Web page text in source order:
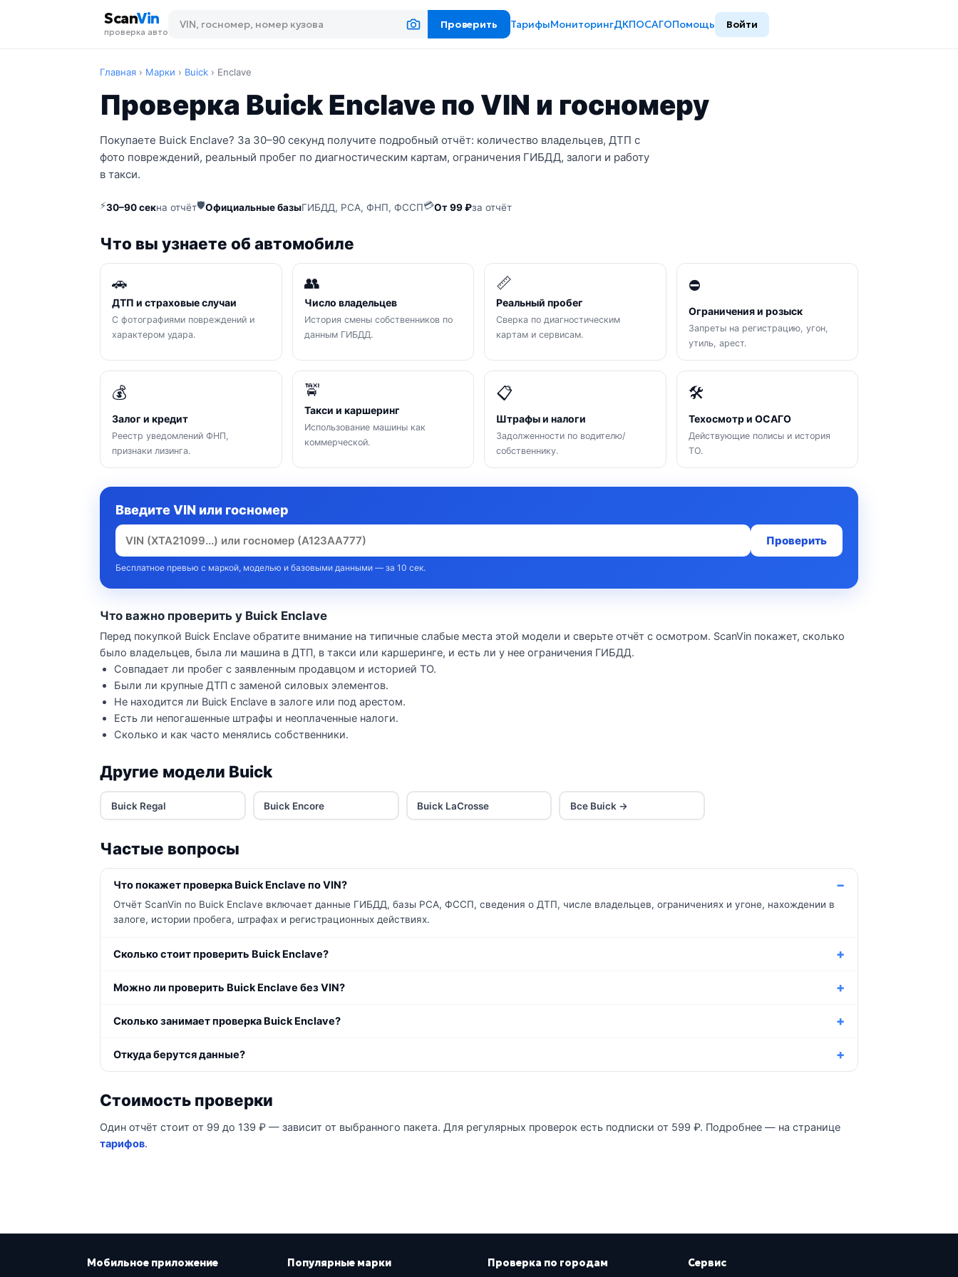
ScanVin
проверка авто
Проверить ТарифыМониторингДКПОСАГОПомощь Войти
Главная › Марки › Buick › Enclave
Проверка Buick Enclave по VIN и госномеру
Покупаете Buick Enclave? За 30–90 секунд получите подробный отчёт: количество владельцев, ДТП с
фото повреждений, реальный пробег по диагностическим картам, ограничения ГИБДД, залоги и работу
в такси.
⚡30–90 секна отчёт🛡Официальные базыГИБДД, РСА, ФНП, ФССП💳От 99 ₽за отчёт
Что вы узнаете об автомобиле
🚗
ДТП и страховые случаи
С фотографиями повреждений и
характером удара.
👥
Число владельцев
История смены собственников по
данным ГИБДД.
📏
Реальный пробег
Сверка по диагностическим
картам и сервисам.
⛔
Ограничения и розыск
Запреты на регистрацию, угон,
утиль, арест.
💰
Залог и кредит
Реестр уведомлений ФНП,
признаки лизинга.
🚖
Такси и каршеринг
Использование машины как
коммерческой.
📋
Штрафы и налоги
Задолженности по водителю/
собственнику.
🛠
Техосмотр и ОСАГО
Действующие полисы и история
ТО.
Введите VIN или госномер
Проверить
Бесплатное превью с маркой, моделью и базовыми данными — за 10 сек.
Что важно проверить у Buick Enclave
Перед покупкой Buick Enclave обратите внимание на типичные слабые места этой модели и сверьте отчёт с осмотром. ScanVin покажет, сколько
было владельцев, была ли машина в ДТП, в такси или каршеринге, и есть ли у нее ограничения ГИБДД.
Совпадает ли пробег с заявленным продавцом и историей ТО.
Были ли крупные ДТП с заменой силовых элементов.
Не находится ли Buick Enclave в залоге или под арестом.
Есть ли непогашенные штрафы и неоплаченные налоги.
Сколько и как часто менялись собственники.
Другие модели Buick
Buick Regal Buick Encore Buick LaCrosse Все Buick →
Частые вопросы
Что покажет проверка Buick Enclave по VIN?
Отчёт ScanVin по Buick Enclave включает данные ГИБДД, базы РСА, ФССП, сведения о ДТП, числе владельцев, ограничениях и угоне, нахождении в
залоге, истории пробега, штрафах и регистрационных действиях.
Сколько стоит проверить Buick Enclave?
Можно ли проверить Buick Enclave без VIN?
Сколько занимает проверка Buick Enclave?
Откуда берутся данные?
Стоимость проверки
Один отчёт стоит от 99 до 139 ₽ — зависит от выбранного пакета. Для регулярных проверок есть подписки от 599 ₽. Подробнее — на странице
тарифов.
Мобильное приложение Популярные марки Проверка по городам Сервис